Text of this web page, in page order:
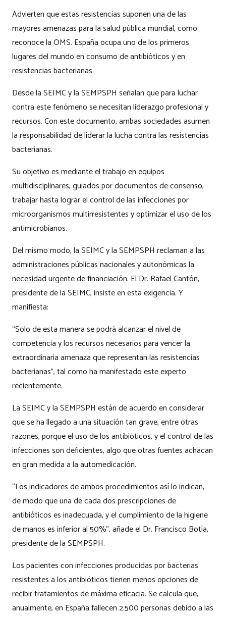
Advierten que estas resistencias suponen una de las
mayores amenazas para la salud pública mundial, como
reconoce la OMS. España ocupa uno de los primeros
lugares del mundo en consumo de antibióticos y en
resistencias bacterianas.
Desde la SEIMC y la SEMPSPH señalan que para luchar
contra este fenómeno se necesitan liderazgo profesional y
recursos. Con este documento, ambas sociedades asumen
la responsabilidad de liderar la lucha contra las resistencias
bacterianas.
Su objetivo es mediante el trabajo en equipos
multidisciplinares, guiados por documentos de consenso,
trabajar hasta lograr el control de las infecciones por
microorganismos multirresistentes y optimizar el uso de los
antimicrobianos.
Del mismo modo, la SEIMC y la SEMPSPH reclaman a las
administraciones públicas nacionales y autonómicas la
necesidad urgente de financiación. El Dr. Rafael Cantón,
presidente de la SEIMC, insiste en esta exigencia. Y
manifiesta:
“Solo de esta manera se podrá alcanzar el nivel de
competencia y los recursos necesarios para vencer la
extraordinaria amenaza que representan las resistencias
bacterianas”, tal como ha manifestado este experto
recientemente.
La SEIMC y la SEMPSPH están de acuerdo en considerar
que se ha llegado a una situación tan grave, entre otras
razones, porque el uso de los antibióticos, y el control de las
infecciones son deficientes, algo que otras fuentes achacan
en gran medida a la automedicación.
“Los indicadores de ambos procedimientos así lo indican,
de modo que una de cada dos prescripciones de
antibióticos es inadecuada, y el cumplimiento de la higiene
de manos es inferior al 50%”, añade el Dr. Francisco Botía,
presidente de la SEMPSPH.
Los pacientes con infecciones producidas por bacterias
resistentes a los antibióticos tienen menos opciones de
recibir tratamientos de máxima eficacia. Se calcula que,
anualmente, en España fallecen 2.500 personas debido a las